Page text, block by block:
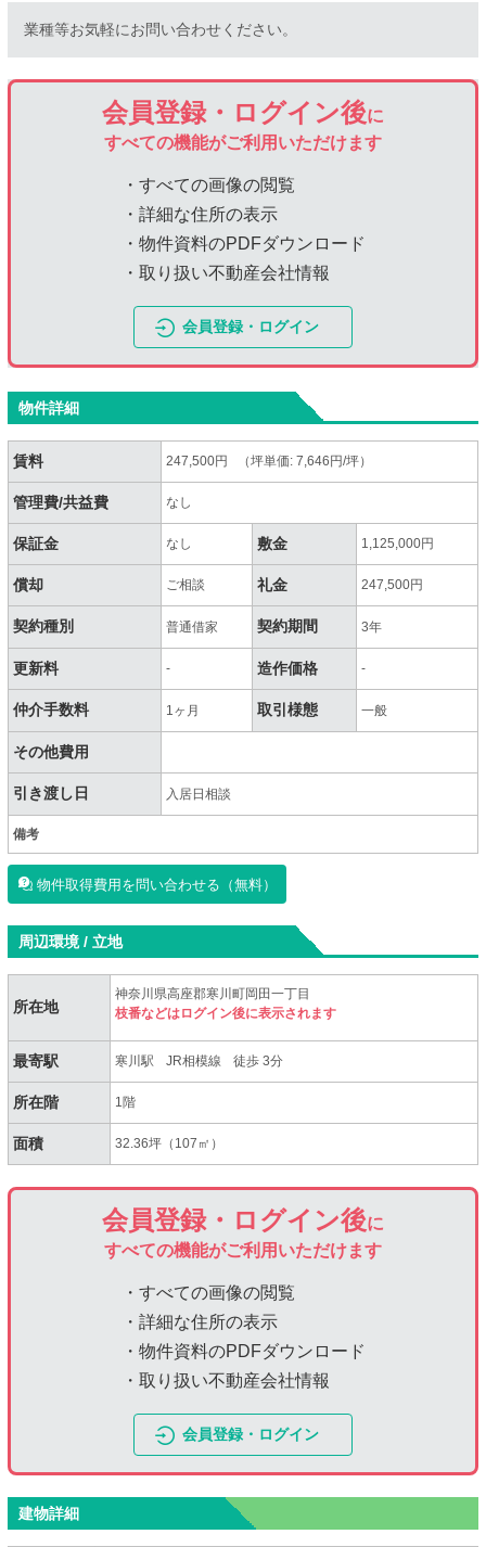
業種等お気軽にお問い合わせください。
会員登録・ログイン後に
すべての機能がご利用いただけます
・すべての画像の閲覧
・詳細な住所の表示
・物件資料のPDFダウンロード
・取り扱い不動産会社情報
会員登録・ログイン
物件詳細
賃料 247,500円 （坪単価: 7,646円/坪）
管理費/共益費 なし
保証金 なし 敷金 1,125,000円
償却 ご相談 礼金 247,500円
契約種別 普通借家 契約期間 3年
更新料 - 造作価格 -
仲介手数料 1ヶ月 取引様態 一般
その他費用
引き渡し日 入居日相談
備考
物件取得費用を問い合わせる（無料）
周辺環境 / 立地
所在地
神奈川県高座郡寒川町岡田一丁目
枝番などはログイン後に表示されます
最寄駅 寒川駅 JR相模線 徒歩 3分
所在階 1階
面積 32.36坪（107㎡）
会員登録・ログイン後に
すべての機能がご利用いただけます
・すべての画像の閲覧
・詳細な住所の表示
・物件資料のPDFダウンロード
・取り扱い不動産会社情報
会員登録・ログイン
建物詳細